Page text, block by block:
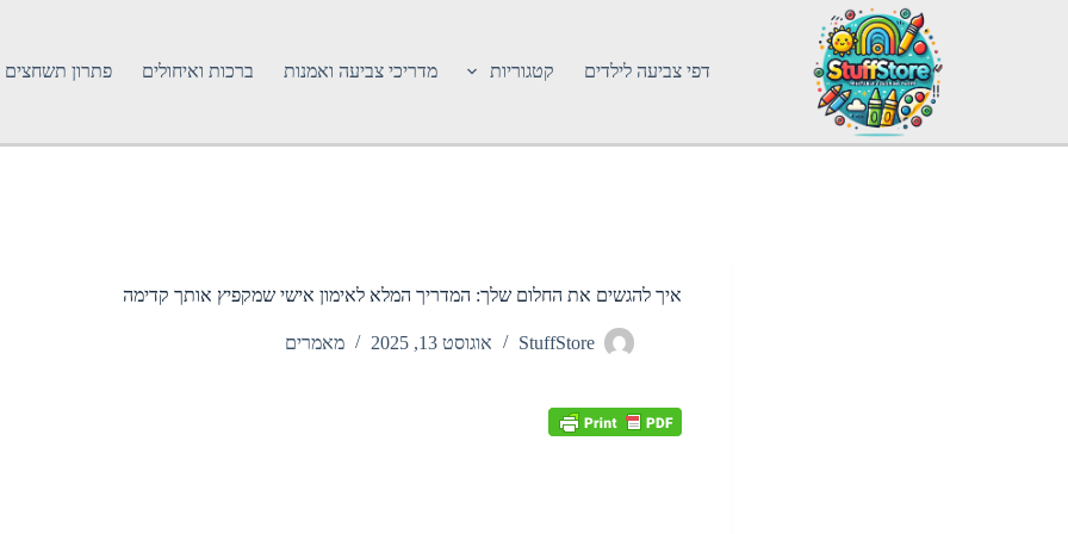
דפי צביעה לילדים קטגוריות מדריכי צביעה ואמנות ברכות ואיחולים פתרון תשחצים
איך להגשים את החלום שלך: המדריך המלא לאימון אישי שמקפיץ אותך קדימה
StuffStore אוגוסט 13, 2025 מאמרים